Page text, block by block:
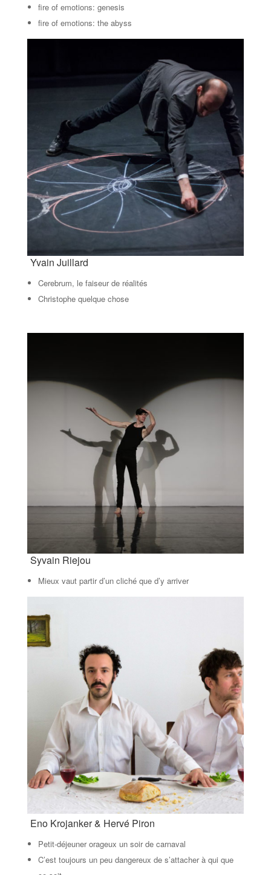
fire of emotions: genesis
fire of emotions: the abyss
Yvain Juillard
Cerebrum, le faiseur de réalités
Christophe quelque chose
Syvain Riejou
Mieux vaut partir d’un cliché que d’y arriver
Eno Krojanker & Hervé Piron
Petit-déjeuner orageux un soir de carnaval
C’est toujours un peu dangereux de s’attacher à qui que